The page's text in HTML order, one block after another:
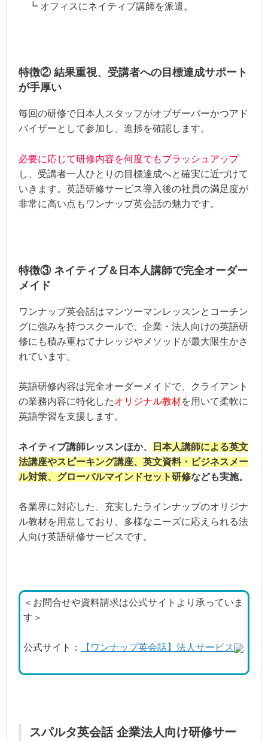
┗ オフィスにネイティブ講師を派遣。
特徴② 結果重視、受講者への目標達成サポート
が手厚い
毎回の研修で日本人スタッフがオブザーバーかつアド
バイザーとして参加し、進捗を確認します。
必要に応じて研修内容を何度でもブラッシュアップ
し、受講者一人ひとりの目標達成へと確実に近づけて
いきます。英語研修サービス導入後の社員の満足度が
非常に高い点もワンナップ英会話の魅力です。
特徴③ ネイティブ＆日本人講師で完全オーダー
メイド
ワンナップ英会話はマンツーマンレッスンとコーチン
グに強みを持つスクールで、企業・法人向けの英語研
修にも積み重ねてナレッジやメソッドが最大限生かさ
れています。
英語研修内容は完全オーダーメイドで、クライアント
の業務内容に特化したオリジナル教材を用いて柔軟に
英語学習を支援します。
ネイティブ講師レッスンほか、
日本人講師による英文
法講座やスピーキング講座、英文資料・ビジネスメー
ル対策、グローバルマインドセット研修なども実施。
各業界に対応した、充実したラインナップのオリジナ
ル教材を用意しており、多様なニーズに応えられる法
人向け英語研修サービスです。
＜お問合せや資料請求は公式サイトより承っていま
す＞
公式サイト： 【ワンナップ英会話】法人サービス
スパルタ英会話 企業法人向け研修サー